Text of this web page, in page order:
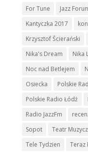
For Tune
Jazz
Kantyczka 2017
Krzysztof Ścierański
Nika's Dream
Nika
Noc nad Betlejem
Osiecka
Polskie
Polskie Radio Łódź
Radio JazzFm
Sopot
Teatr
Tele Tydzien
Teraz